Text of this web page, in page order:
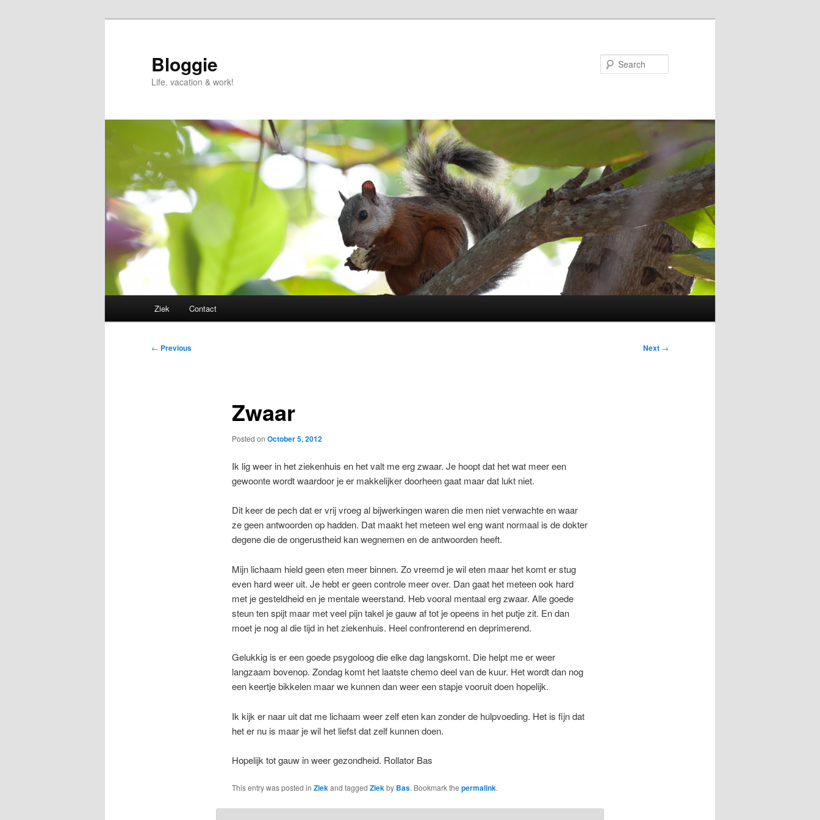
Bloggie
Life, vacation & work!
Ziek Contact
Post
← Previous Next →
Zwaar
Posted on October 5, 2012
Ik lig weer in het ziekenhuis en het valt me erg zwaar. Je hoopt dat het wat meer een
gewoonte wordt waardoor je er makkelijker doorheen gaat maar dat lukt niet.
Dit keer de pech dat er vrij vroeg al bijwerkingen waren die men niet verwachte en waar
ze geen antwoorden op hadden. Dat maakt het meteen wel eng want normaal is de dokter
degene die de ongerustheid kan wegnemen en de antwoorden heeft.
Mijn lichaam hield geen eten meer binnen. Zo vreemd je wil eten maar het komt er stug
even hard weer uit. Je hebt er geen controle meer over. Dan gaat het meteen ook hard
met je gesteldheid en je mentale weerstand. Heb vooral mentaal erg zwaar. Alle goede
steun ten spijt maar met veel pijn takel je gauw af tot je opeens in het putje zit. En dan
moet je nog al die tijd in het ziekenhuis. Heel confronterend en deprimerend.
Gelukkig is er een goede psygoloog die elke dag langskomt. Die helpt me er weer
langzaam bovenop. Zondag komt het laatste chemo deel van de kuur. Het wordt dan nog
een keertje bikkelen maar we kunnen dan weer een stapje vooruit doen hopelijk.
Ik kijk er naar uit dat me lichaam weer zelf eten kan zonder de hulpvoeding. Het is fijn dat
het er nu is maar je wil het liefst dat zelf kunnen doen.
Hopelijk tot gauw in weer gezondheid. Rollator Bas
This entry was posted in Ziekand tagged Ziekby Bas. Bookmark the permalink.